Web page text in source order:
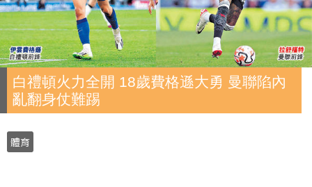
白禮頓火力全開 18歲費格遜大勇 曼聯陷內
亂翻身仗難踢
體育